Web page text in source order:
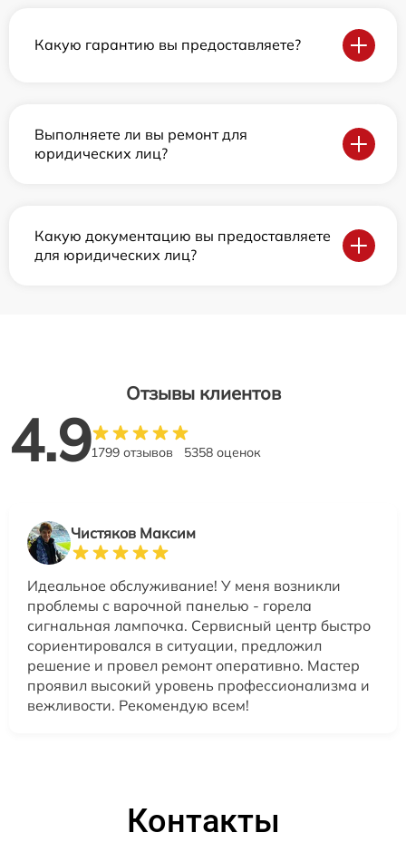
Какую гарантию вы предоставляете?
Выполняете ли вы ремонт для
юридических лиц?
Какую документацию вы предоставляете
для юридических лиц?
Отзывы клиентов
4.91799 отзывов 5358 оценок
Чистяков Максим
Идеальное обслуживание! У меня возникли
проблемы с варочной панелью - горела
сигнальная лампочка. Сервисный центр быстро
сориентировался в ситуации, предложил
решение и провел ремонт оперативно. Мастер
проявил высокий уровень профессионализма и
вежливости. Рекомендую всем!
Контакты